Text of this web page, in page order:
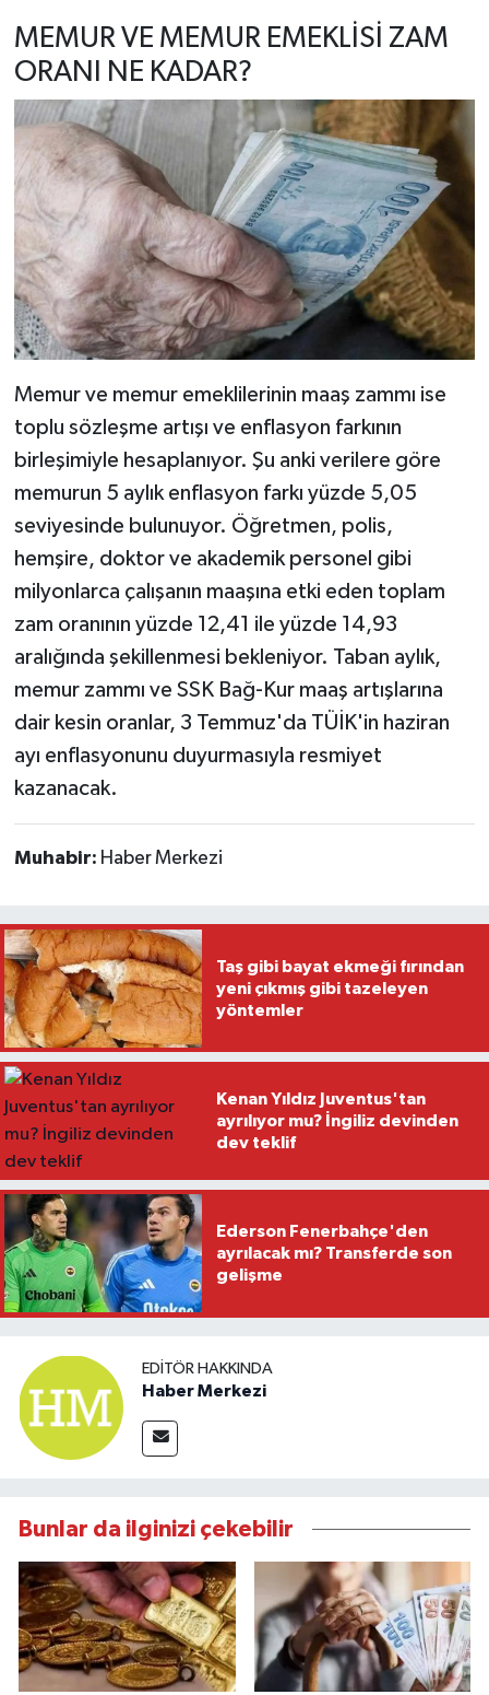
MEMUR VE MEMUR EMEKLİSİ ZAM
ORANI NE KADAR?
Memur ve memur emeklilerinin maaş zammı ise
toplu sözleşme artışı ve enflasyon farkının
birleşimiyle hesaplanıyor. Şu anki verilere göre
memurun 5 aylık enflasyon farkı yüzde 5,05
seviyesinde bulunuyor. Öğretmen, polis,
hemşire, doktor ve akademik personel gibi
milyonlarca çalışanın maaşına etki eden toplam
zam oranının yüzde 12,41 ile yüzde 14,93
aralığında şekillenmesi bekleniyor. Taban aylık,
memur zammı ve SSK Bağ-Kur maaş artışlarına
dair kesin oranlar, 3 Temmuz'da TÜİK'in haziran
ayı enflasyonunu duyurmasıyla resmiyet
kazanacak.
Muhabir: Haber Merkezi
Taş gibi bayat ekmeği fırından
yeni çıkmış gibi tazeleyen
yöntemler
Kenan Yıldız Juventus'tan
ayrılıyor mu? İngiliz devinden
dev teklif
Ederson Fenerbahçe'den
ayrılacak mı? Transferde son
gelişme
EDITÖR HAKKINDA
Haber Merkezi
Bunlar da ilginizi çekebilir